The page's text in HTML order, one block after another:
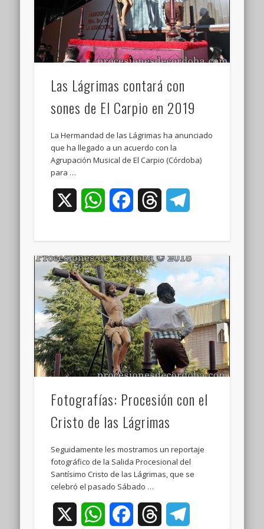
Las Lágrimas contará con
sones de El Carpio en 2019
La Hermandad de las Lágrimas ha anunciado
que ha llegado a un acuerdo con la
Agrupación Musical de El Carpio (Córdoba)
para …
WhatsAppFacebookThreads
Fotografías: Procesión con el
Cristo de las Lágrimas
Seguidamente les mostramos un reportaje
fotográfico de la Salida Procesional del
Santísimo Cristo de las Lágrimas, que se
celebró el pasado Sábado …
WhatsAppFacebookThreads